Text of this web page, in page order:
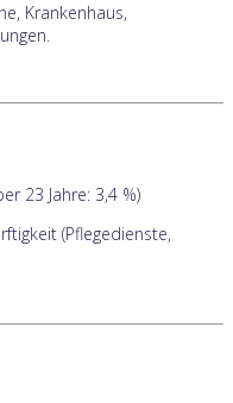
Krankenhaus,
23 Jahre: 3,4 %)
(Pflegedienste,